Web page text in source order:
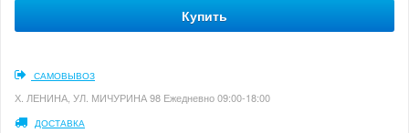
Купить
САМОВЫВОЗ
Х. ЛЕНИНА, УЛ. МИЧУРИНА 98 Ежедневно 09:00-18:00
ДОСТАВКА